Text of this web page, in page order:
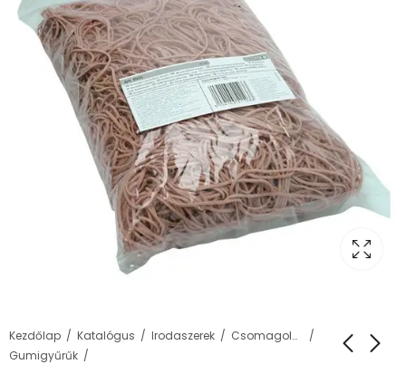
Kezdőlap Katalógus Irodaszerek
Csomagolás, tárolás
Gumigyűrűk